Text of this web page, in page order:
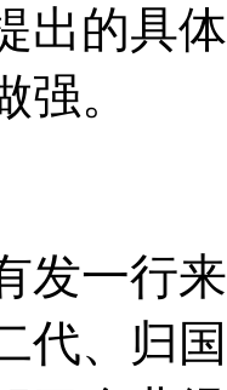
出的具
。
一行来
代、归